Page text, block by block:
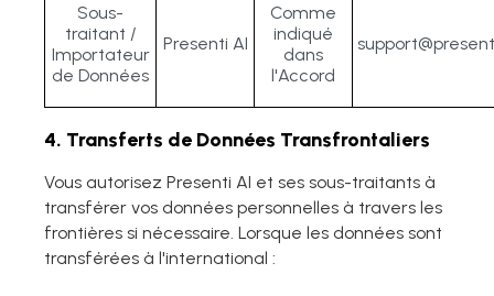
Sous-
traitant /
Importateur
de Données
Presenti AI
Comme
indiqué
dans
l'Accord
4. Transferts de Données Transfrontaliers
Vous autorisez Presenti AI et ses sous-traitants à
transférer vos données personnelles à travers les
frontières si nécessaire. Lorsque les données sont
transférées à l'international :